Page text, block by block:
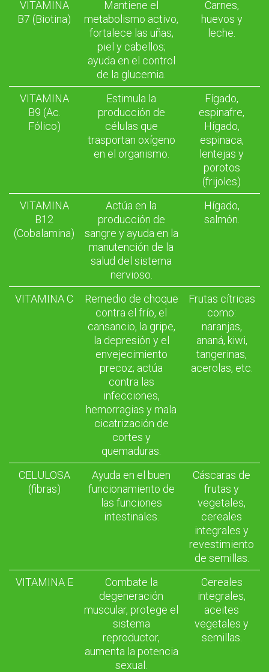
VITAMINA
B7 (Biotina)
Mantiene el
metabolismo activo,
fortalece las uñas,
piel y cabellos;
ayuda en el control
de la glucemia.
Carnes,
huevos y
leche.
VITAMINA
B9 (Ac.
Fólico)
Estimula la
producción de
células que
trasportan oxígeno
en el organismo.
Fígado,
espinafre,
Hígado,
espinaca,
lentejas y
porotos
(frijoles)
VITAMINA
B12
(Cobalamina)
Actúa en la
producción de
sangre y ayuda en la
manutención de la
salud del sistema
nervioso.
Hígado,
salmón.
VITAMINA C
Remedio de choque
contra el frío, el
cansancio, la gripe,
la depresión y el
envejecimiento
precoz; actúa
contra las
infecciones,
hemorragias y mala
cicatrización de
cortes y
quemaduras.
Frutas cítricas
como:
naranjas,
ananá, kiwi,
tangerinas,
acerolas, etc.
CELULOSA
(fibras)
Ayuda en el buen
funcionamiento de
las funciones
intestinales.
Cáscaras de
frutas y
vegetales,
cereales
integrales y
revestimiento
de semillas.
VITAMINA E
Combate la
degeneración
muscular, protege el
sistema
reproductor,
aumenta la potencia
sexual.
Cereales
integrales,
aceites
vegetales y
semillas.